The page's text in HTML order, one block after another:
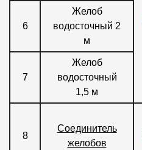
6
Желоб
водосточный 2
м
7
Желоб
водосточный
1,5 м
8
Соединитель
желобов